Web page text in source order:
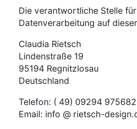
Die verantwortliche Stelle
Datenverarbeitung auf
Claudia Rietsch
Lindenstraße 19
95194 Regnitzlosau
Deutschland
Telefon: ( 49) 09294 975682
Email: info @ rietsch-